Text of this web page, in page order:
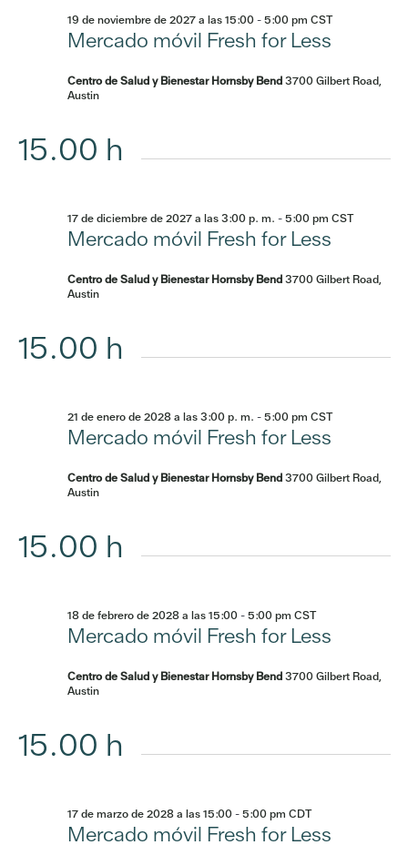
Mercado móvil Fresh for Less
19 de noviembre de 2027 a las 15:00-5:00 pm CST
Centro de Salud y Bienestar Hornsby Bend3700 Gilbert Road,
Austin
15.00 h
Mercado móvil Fresh for Less
17 de diciembre de 2027 a las 3:00 p. m. -5:00 pm CST
Centro de Salud y Bienestar Hornsby Bend3700 Gilbert Road,
Austin
15.00 h
Mercado móvil Fresh for Less
21 de enero de 2028 a las 3:00 p. m. -5:00 pm CST
Centro de Salud y Bienestar Hornsby Bend3700 Gilbert Road,
Austin
15.00 h
Mercado móvil Fresh for Less
18 de febrero de 2028 a las 15:00-5:00 pm CST
Centro de Salud y Bienestar Hornsby Bend3700 Gilbert Road,
Austin
15.00 h
Mercado móvil Fresh for Less
17 de marzo de 2028 a las 15:00-5:00 pm CDT